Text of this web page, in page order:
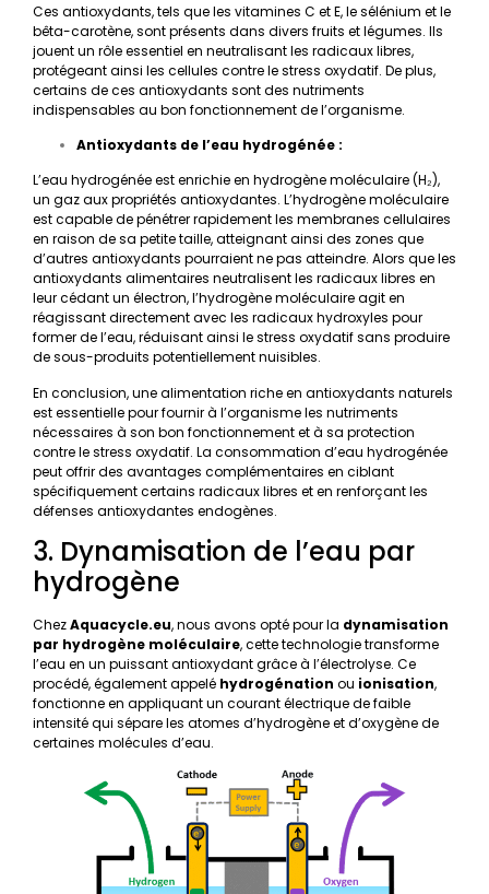
Ces antioxydants, tels que les vitamines C et E, le sélénium et le
bêta-carotène, sont présents dans divers fruits et légumes. Ils
jouent un rôle essentiel en neutralisant les radicaux libres,
protégeant ainsi les cellules contre le stress oxydatif. De plus,
certains de ces antioxydants sont des nutriments
indispensables au bon fonctionnement de l’organisme.
Antioxydants de l’eau hydrogénée :
L’eau hydrogénée est enrichie en hydrogène moléculaire (H₂),
un gaz aux propriétés antioxydantes. L’hydrogène moléculaire
est capable de pénétrer rapidement les membranes cellulaires
en raison de sa petite taille, atteignant ainsi des zones que
d’autres antioxydants pourraient ne pas atteindre. Alors que les
antioxydants alimentaires neutralisent les radicaux libres en
leur cédant un électron, l’hydrogène moléculaire agit en
réagissant directement avec les radicaux hydroxyles pour
former de l’eau, réduisant ainsi le stress oxydatif sans produire
de sous-produits potentiellement nuisibles.
En conclusion, une alimentation riche en antioxydants naturels
est essentielle pour fournir à l’organisme les nutriments
nécessaires à son bon fonctionnement et à sa protection
contre le stress oxydatif. La consommation d’eau hydrogénée
peut offrir des avantages complémentaires en ciblant
spécifiquement certains radicaux libres et en renforçant les
défenses antioxydantes endogènes.
3. Dynamisation de l’eau par
hydrogène
ChezAquacycle.eu, nous avons opté pour la dynamisation
par hydrogène moléculaire, cette technologie transforme
l’eau en un puissant antioxydant grâce à l’électrolyse. Ce
procédé, également appelé hydrogénation ou ionisation,
fonctionne en appliquant un courant électrique de faible
intensité qui sépare les atomes d’hydrogène et d’oxygène de
certaines molécules d’eau.